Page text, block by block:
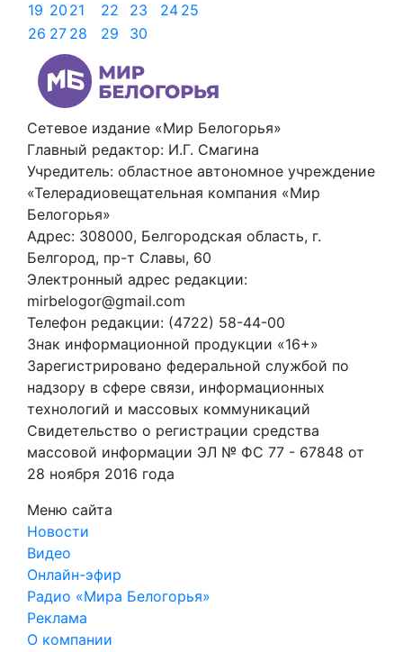
19 20 21 22 23 24 25
26 27 28 29 30
Сетевое издание «Мир Белогорья»
Главный редактор: И.Г. Смагина
Учредитель: областное автономное учреждение
«Телерадиовещательная компания «Мир
Белогорья»
Адрес: 308000, Белгородская область, г.
Белгород, пр-т Славы, 60
Электронный адрес редакции:
mirbelogor@gmail.com
Телефон редакции: (4722) 58-44-00
Знак информационной продукции «16+»
Зарегистрировано федеральной службой по
надзору в сфере связи, информационных
технологий и массовых коммуникаций
Свидетельство о регистрации средства
массовой информации ЭЛ № ФС 77 - 67848 от
28 ноября 2016 года
Меню сайта
Новости
Видео
Онлайн-эфир
Радио «Мира Белогорья»
Реклама
О компании